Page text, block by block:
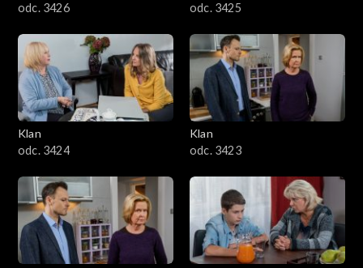
odc. 3426
odc. 3425
Klan
odc. 3424
Klan
odc. 3423